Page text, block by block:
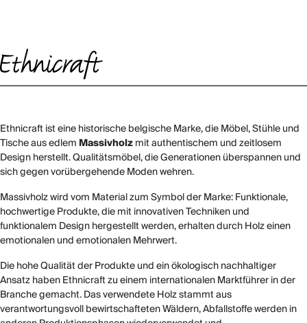
Ethnicraft ist eine historische belgische Marke, die Möbel, Stühle und
Tische aus edlem Massivholzmit authentischem und zeitlosem
Design herstellt. Qualitätsmöbel, die Generationen überspannen und
sich gegen vorübergehende Moden wehren.
Massivholz wird vom Material zum Symbol der Marke: Funktionale,
hochwertige Produkte, die mit innovativen Techniken und
funktionalem Design hergestellt werden, erhalten durch Holz einen
emotionalen und emotionalen Mehrwert.
Die hohe Qualität der Produkte und ein ökologisch nachhaltiger
Ansatz haben Ethnicraft zu einem internationalen Marktführer in der
Branche gemacht. Das verwendete Holz stammt aus
verantwortungsvoll bewirtschafteten Wäldern, Abfallstoffe werden in